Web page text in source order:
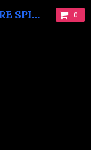
GRAND ET PUISSANT MAITRE SPIRITUEL MARABOUT VAUDOU KOKOUVI.TEL: +229 68619086. 0